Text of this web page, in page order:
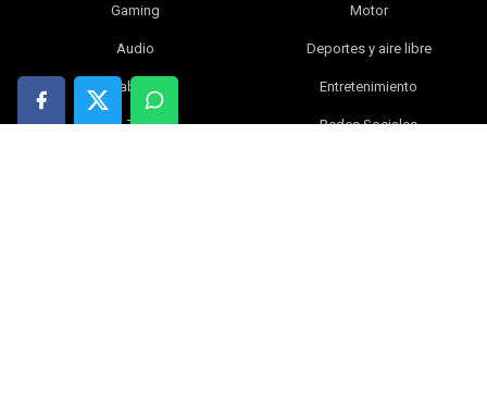
Gaming
Audio
Tablets
TV
Motor
Deportes y aire libre
Entretenimiento
Redes Sociales